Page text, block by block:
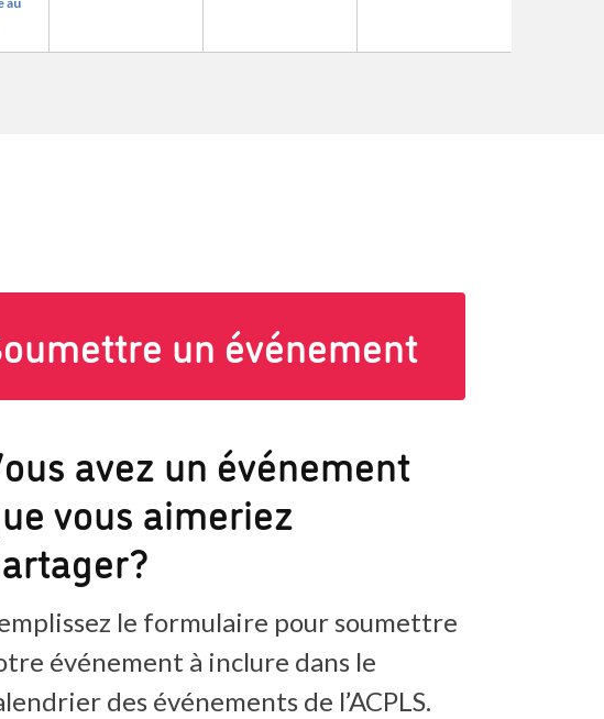
un événement
avez un événement
vous aimeriez
le formulaire pour soumettre
événement à inclure dans le
des événements de l’ACPLS.